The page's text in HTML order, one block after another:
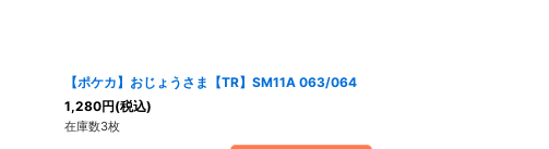
【ポケカ】おじょうさま【TR】SM11A 063/064
1,280円(税込)
在庫数3枚